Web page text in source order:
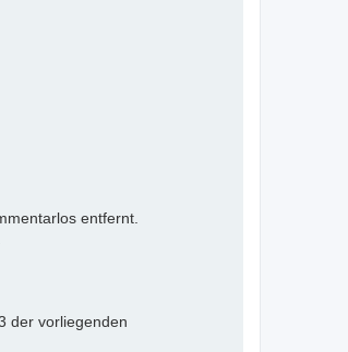
entfernt.
der vorliegenden